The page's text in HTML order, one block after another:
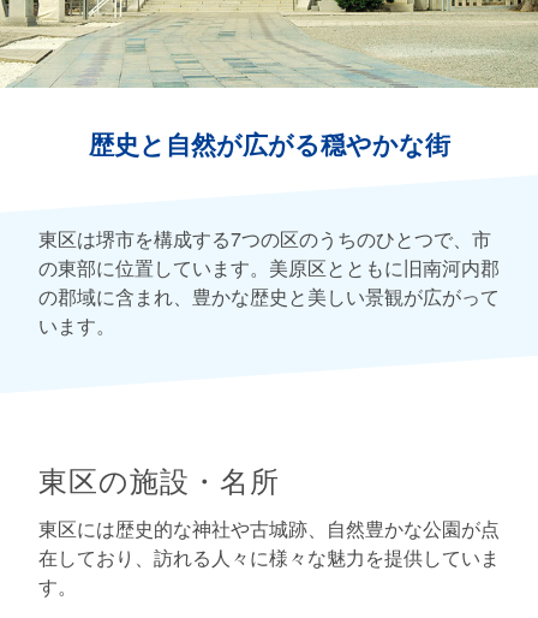
歴史と自然が広がる穏やかな街
東区は堺市を構成する7つの区のうちのひとつで、市
の東部に位置しています。美原区とともに旧南河内郡
の郡域に含まれ、豊かな歴史と美しい景観が広がって
います。
東区の施設・名所
東区には歴史的な神社や古城跡、自然豊かな公園が点
在しており、訪れる人々に様々な魅力を提供していま
す。